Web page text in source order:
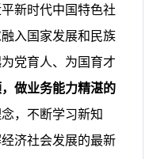
新时代中国特色社
入国家发展和民族
党育人、为国育才
做业务能力精湛的
，不断学习新知
济社会发展的最新